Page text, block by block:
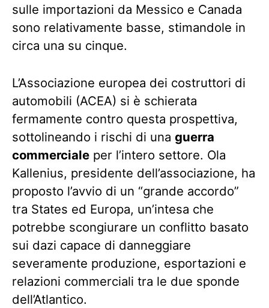
sulle importazioni da Messico e Canada
sono relativamente basse, stimandole in
circa una su cinque.
L’Associazione europea dei costruttori di
automobili (ACEA) si è schierata
fermamente contro questa prospettiva,
sottolineando i rischi di una guerra
commerciale per l’intero settore. Ola
Kallenius, presidente dell’associazione, ha
proposto l’avvio di un “grande accordo”
tra States ed Europa, un’intesa che
potrebbe scongiurare un conflitto basato
sui dazi capace di danneggiare
severamente produzione, esportazioni e
relazioni commerciali tra le due sponde
dell’Atlantico.